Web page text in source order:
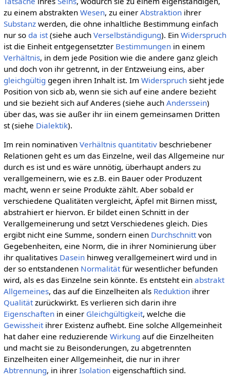
zu einem abstrakten Wesen, zu einer Abstraktionihrer
Substanzwerden, die ohne inhaltliche Bestimmung einfach
nur so da ist(siehe auch Verselbständigung). Ein Widerspruch
ist die Einheit entgegensetzter Bestimmungenin einem
Verhältnis, in dem jede Position wie die andere ganz gleich
und doch von ihr getrennt, in der Entzweiung eins, aber
gleichgültig gegen ihren Inhalt ist. Im Widerspruchsieht jede
Position von sicb ab, wenn sie sich auf eine andere bezieht
und sie bezieht sich auf Anderes (siehe auch Anderssein)
über das, was sie außer ihr iin einem gemeinsamen Dritten
st (siehe Dialektik).
Im rein nominativen Verhältnis quantitativbeschriebener
Relationen geht es um das Einzelne, weil das Allgemeine nur
durch es ist und es wäre unnötig, überhaupt anders zu
verallgemeinern, wie es z.B. ein Bauer oder Produzent
macht, wenn er seine Produkte zählt. Aber sobald er
verschiedene Qualitäten vergleicht, Äpfel mit Birnen misst,
abstrahiert er hiervon. Er bildet einen Schnitt in der
Verallgemeinerung und setzt Verschiedenes gleich. Dies
ergibt nicht eine Summe, sondern einen Durchschnittvon
Gegebenheiten, eine Norm, die in ihrer Nominierung über
ihr qualitatives Daseinhinweg verallgemeinert wird und in
der so entstandenen Normalitätfür wesentlicher befunden
wird, als es das Einzelne sein könnte. Es entsteht ein abstrakt
Allgemeines, das auf die Einzelheiten als Reduktionihrer
Qualitätzurückwirkt. Es verlieren sich darin ihre
Eigenschaftenin einer Gleichgültigkeit, welche die
Gewissheitihrer Existenz aufhebt. Eine solche Allgemeinheit
hat daher eine reduzierende Wirkung auf die Einzelheiten
und macht sie zu Beisonderungen, zu abgetrennten
Einzelheiten einer Allgemeinheit, die nur in ihrer
Abtrennung, in ihrer Isolationeigenschaftlich sind.